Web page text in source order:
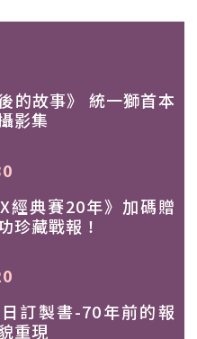
的故事》 統一獅首本
影集
X經典賽20年》加碼贈
珍藏戰報！
訂製書-70年前的報
重現